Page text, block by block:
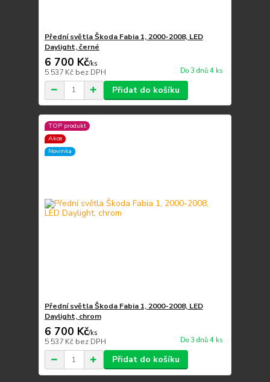
Přední světla Škoda Fabia 1, 2000-2008, LED
Daylight, černé
6 700 Kč/ks
5 537 Kč bez DPH Do 3 dnů 4 ks
Přidat do košíku
TOP produkt
Akce
Novinka
Přední světla Škoda Fabia 1, 2000-2008, LED
Daylight, chrom
6 700 Kč/ks
5 537 Kč bez DPH Do 3 dnů 4 ks
Přidat do košíku